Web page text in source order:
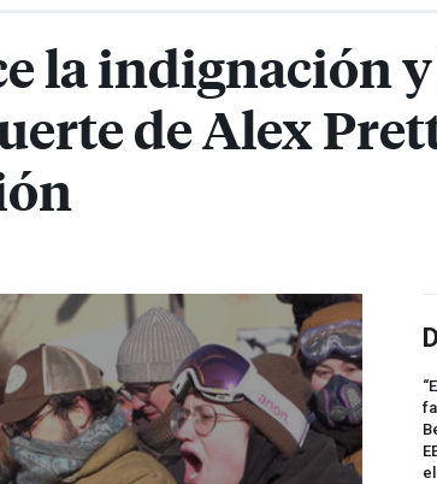
la indignación
de Alex